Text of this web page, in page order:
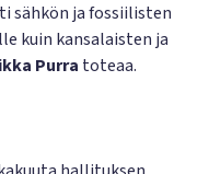
sähkön ja fossiilisten
kuin kansalaisten ja
Purra toteaa.